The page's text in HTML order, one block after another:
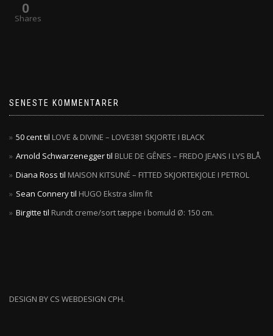
0
Shares
SENESTE KOMMENTARER
50 centtil LOVE & DIVINE – LOVE381 SKJORTE I BLACK
Arnold Schwarzeneggertil BLUE DE GÊNES – FREDO JEANS I LYS BLÅ
Diana Ross til MAISON KITSUNÉ – FITTED SKJORTEKJOLE I PETROL
Sean Connerytil HUGO Ekstra slim fit
Birgitte til Rundt creme/sort tæppe i bomuld Ø: 150 cm.
DESIGN BY CS WEBDESIGN CPH.